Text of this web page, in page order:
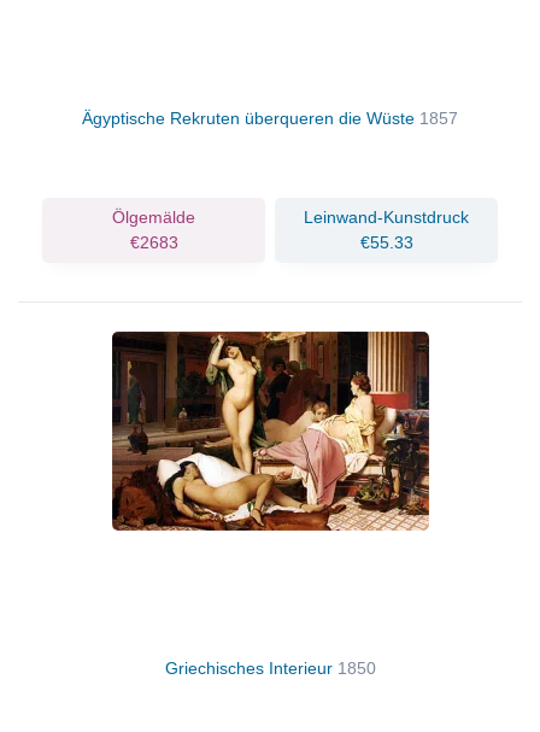
Ägyptische Rekruten überqueren die Wüste 1857
Ölgemälde
€2683
Leinwand-Kunstdruck
€55.33
Griechisches Interieur 1850